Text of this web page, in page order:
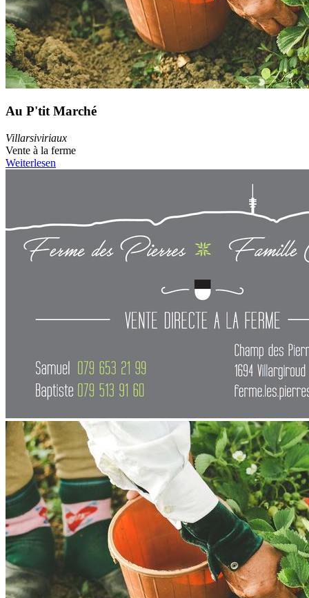
Au P'tit Marché
Villarsiviriaux
Vente à la ferme
Weiterlesen